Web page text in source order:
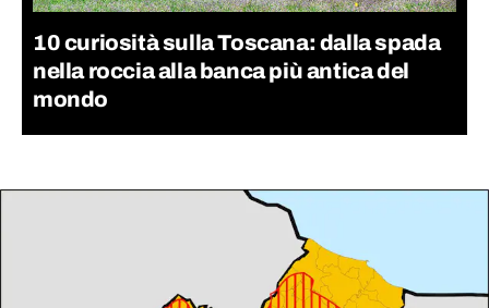
10 curiosità sulla Toscana: dalla spada
nella roccia alla banca più antica del
mondo